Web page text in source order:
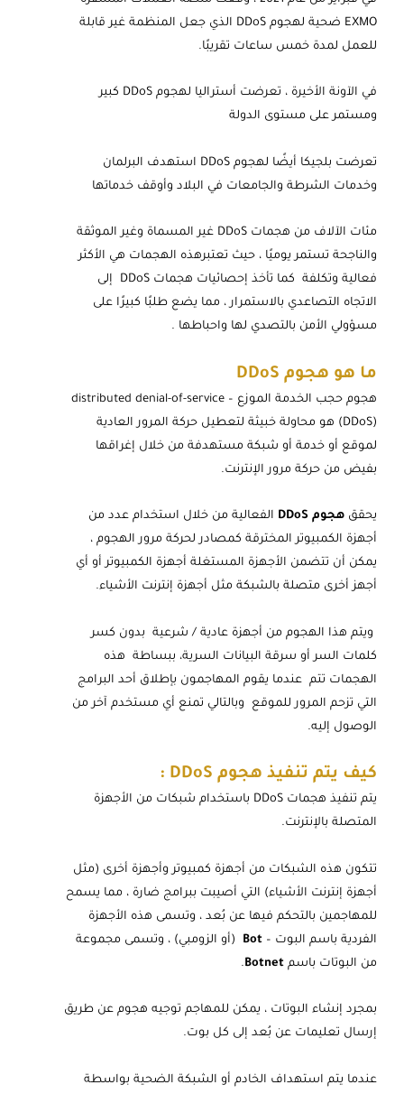
EXMO ضحية لهجوم DDoS الذي جعل المنظمة غير قابلة
للعمل لمدة خمس ساعات تقريبًا.
في الآونة الأخيرة ، تعرضت أستراليا لهجوم DDoS كبير
ومستمر على مستوى الدولة
تعرضت بلجيكا أيضًا لهجوم DDoS استهدف البرلمان
وخدمات الشرطة والجامعات في البلاد وأوقف خدماتها
مئات الآلاف من هجمات DDoS غير المسماة وغير الموثقة
والناجحة تستمر يوميًا ، حيث تعتبرهذه الهجمات هي الأكثر
فعالية وتكلفة كما تأخذ إحصائيات هجمات DDoS إلى
الاتجاه التصاعدي بالاستمرار ، مما يضع طلبًا كبيرًا على
مسؤولي الأمن بالتصدي لها واحباطها .
ما هو هجوم DDoS
هجوم حجب الخدمة الموزع – distributed denial-of-service
(DDoS) هو محاولة خبيثة لتعطيل حركة المرور العادية
لموقع أو خدمة أو شبكة مستهدفة من خلال إغراقها
بفيض من حركة مرور الإنترنت.
يحقق هجوم DDoS
الفعالية من خلال استخدام عدد من
أجهزة الكمبيوتر المخترقة كمصادر لحركة مرور الهجوم ،
يمكن أن تتضمن الأجهزة المستغلة أجهزة الكمبيوتر أو أي
أجهز أخرى متصلة بالشبكة مثل أجهزة إنترنت الأشياء.
ويتم هذا الهجوم من أجهزة عادية / شرعية بدون كسر
كلمات السر أو سرقة البيانات السرية، ببساطة هذه
الهجمات تتم عندما يقوم المهاجمون بإطلاق أحد البرامج
التي تزحم المرور للموقع وبالتالي تمنع أي مستخدم آخر من
الوصول إليه.
كيف يتم تنفيذ هجوم DDoS :
يتم تنفيذ هجمات DDoS باستخدام شبكات من الأجهزة
المتصلة بالإنترنت.
تتكون هذه الشبكات من أجهزة كمبيوتر وأجهزة أخرى (مثل
أجهزة إنترنت الأشياء) التي أصيبت ببرامج ضارة ، مما يسمح
للمهاجمين بالتحكم فيها عن بُعد ، وتسمى هذه الأجهزة
الفردية باسم البوت – Bot (أو الزومبي) ، وتسمى مجموعة
من البوتات باسم Botnet
.
بمجرد إنشاء البوتات ، يمكن للمهاجم توجيه هجوم عن طريق
إرسال تعليمات عن بُعد إلى كل بوت.
عندما يتم استهداف الخادم أو الشبكة الضحية بواسطة